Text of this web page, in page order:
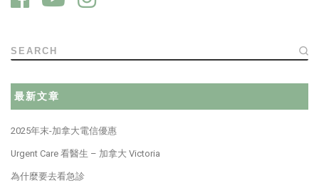
SEARCH
最新文章
2025年末-加拿大電信優惠
Urgent Care 看醫生 – 加拿大 Victoria
為什麼要去看急診